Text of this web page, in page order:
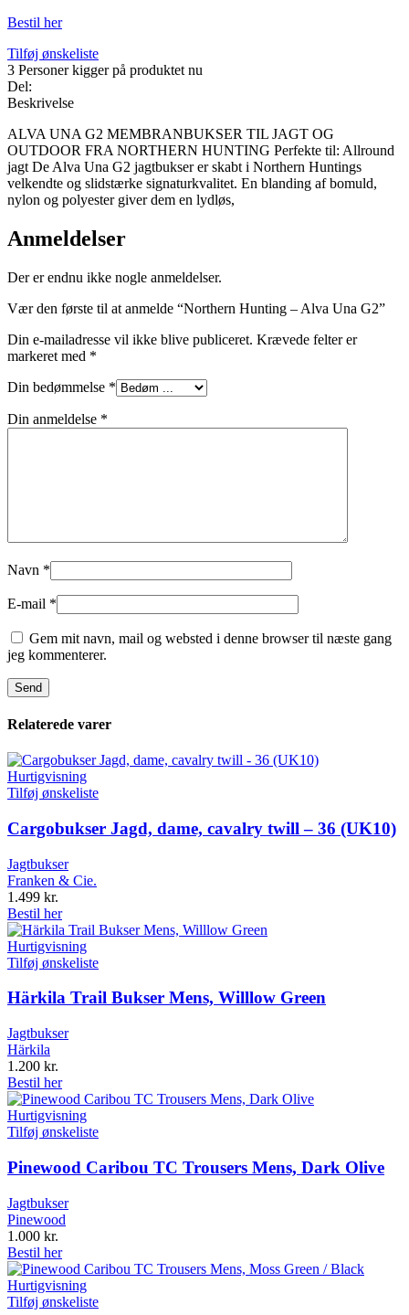
Bestil her
Tilføj ønskeliste
3 Personer kigger på produktet nu
Del:
Beskrivelse
ALVA UNA G2 MEMBRANBUKSER TIL JAGT OG
OUTDOOR FRA NORTHERN HUNTING Perfekte til: Allround
jagt De Alva Una G2 jagtbukser er skabt i Northern Huntings
velkendte og slidstærke signaturkvalitet. En blanding af bomuld,
nylon og polyester giver dem en lydløs,
Anmeldelser
Der er endnu ikke nogle anmeldelser.
Vær den første til at anmelde “Northern Hunting – Alva Una G2”
Din e-mailadresse vil ikke blive publiceret. Krævede felter er
markeret med *
Din bedømmelse *
Din anmeldelse *
Navn *
E-mail *
Gem mit navn, mail og websted i denne browser til næste gang
jeg kommenterer.
Relaterede varer
Hurtigvisning
Tilføj ønskeliste
Cargobukser Jagd, dame, cavalry twill – 36 (UK10)
Jagtbukser
Franken & Cie.
1.499 kr.
Bestil her
Hurtigvisning
Tilføj ønskeliste
Härkila Trail Bukser Mens, Willlow Green
Jagtbukser
Härkila
1.200 kr.
Bestil her
Hurtigvisning
Tilføj ønskeliste
Pinewood Caribou TC Trousers Mens, Dark Olive
Jagtbukser
Pinewood
1.000 kr.
Bestil her
Hurtigvisning
Tilføj ønskeliste